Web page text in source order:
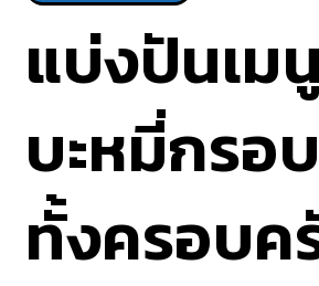
แบ่งปันเม
บะหมี่กรอ
ทั้งครอบค